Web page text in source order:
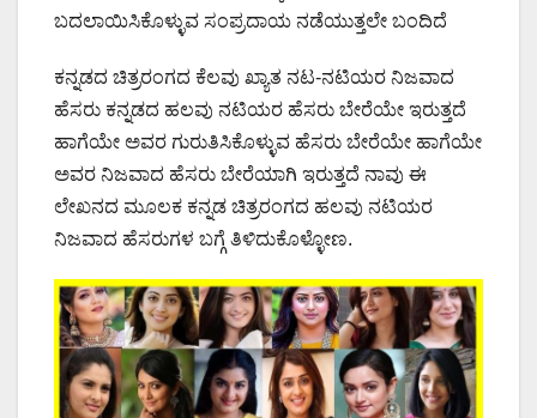
ಬದಲಾಯಿಸಿಕೊಳ್ಳುವ ಸಂಪ್ರದಾಯ ನಡೆಯುತ್ತಲೇ ಬಂದಿದೆ
ಕನ್ನಡದ ಚಿತ್ರರಂಗದ ಕೆಲವು ಖ್ಯಾತ ನಟ-ನಟಿಯರ ನಿಜವಾದ
ಹೆಸರು ಕನ್ನಡದ ಹಲವು ನಟಿಯರ ಹೆಸರು ಬೇರೆಯೇ ಇರುತ್ತದೆ
ಹಾಗೆಯೇ ಅವರ ಗುರುತಿಸಿಕೊಳ್ಳುವ ಹೆಸರು ಬೇರೆಯೇ ಹಾಗೆಯೇ
ಅವರ ನಿಜವಾದ ಹೆಸರು ಬೇರೆಯಾಗಿ ಇರುತ್ತದೆ ನಾವು ಈ
ಲೇಖನದ ಮೂಲಕ ಕನ್ನಡ ಚಿತ್ರರಂಗದ ಹಲವು ನಟಿಯರ
ನಿಜವಾದ ಹೆಸರುಗಳ ಬಗ್ಗೆ ತಿಳಿದುಕೊಳ್ಳೋಣ.